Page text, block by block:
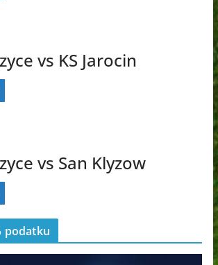
vs KS Jarocin
vs San Klyzow
podatku